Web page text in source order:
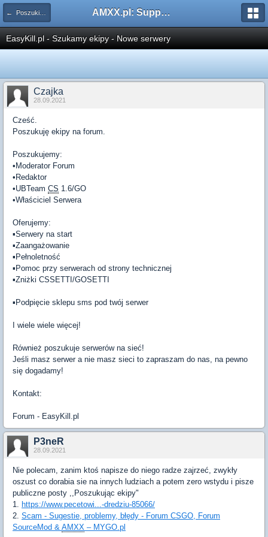
← Poszukiwanie ekipy AMXX.pl: Support AMX Mod X i SourceMod
EasyKill.pl - Szukamy ekipy - Nowe serwery
Czajka
28.09.2021
Cześć.
Poszukuję ekipy na forum.
Poszukujemy:
•Moderator Forum
•Redaktor
•UBTeam CS 1.6/GO
•Właściciel Serwera
Oferujemy:
▪Serwery na start
▪Zaangażowanie
▪Pełnoletność
▪Pomoc przy serwerach od strony technicznej
▪Zniżki CSSETTI/GOSETTI
▪Podpięcie sklepu sms pod twój serwer
I wiele wiele więcej!
Również poszukuje serwerów na sieć!
Jeśli masz serwer a nie masz sieci to zapraszam do nas, na pewno
się dogadamy!
Kontakt:
Forum - EasyKill.pl
P3neR
28.09.2021
Nie polecam, zanim ktoś napisze do niego radze zajrzeć, zwykły
oszust co dorabia sie na innych ludziach a potem zero wstydu i pisze
publiczne posty ,,Poszukując ekipy"
1. https://www.pecetowi...-dredziu-85066/
2. Scam - Sugestie, problemy, błędy - Forum CSGO, Forum
SourceMod & AMXX – MYGO.pl